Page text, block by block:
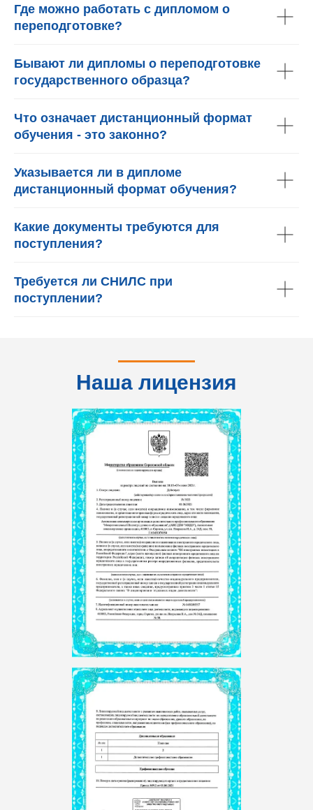
Где можно работать с дипломом о
переподготовке?
Бывают ли дипломы о переподготовке
государственного образца?
Что означает дистанционный формат
обучения - это законно?
Указывается ли в дипломе
дистанционный формат обучения?
Какие документы требуются для
поступления?
Требуется ли СНИЛС при
поступлении?
Наша лицензия